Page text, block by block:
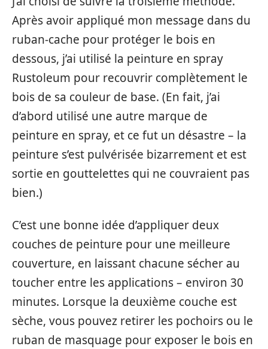
Après avoir appliqué mon message dans du
ruban-cache pour protéger le bois en
dessous, j’ai utilisé la peinture en spray
Rustoleum pour recouvrir complètement le
bois de sa couleur de base. (En fait, j’ai
d’abord utilisé une autre marque de
peinture en spray, et ce fut un désastre – la
peinture s’est pulvérisée bizarrement et est
sortie en gouttelettes qui ne couvraient pas
bien.)
C’est une bonne idée d’appliquer deux
couches de peinture pour une meilleure
couverture, en laissant chacune sécher au
toucher entre les applications – environ 30
minutes. Lorsque la deuxième couche est
sèche, vous pouvez retirer les pochoirs ou le
ruban de masquage pour exposer le bois en